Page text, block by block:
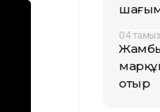
04
отыр